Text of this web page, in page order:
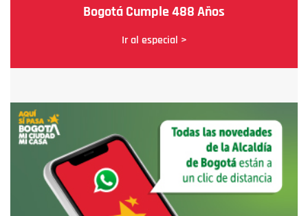
Bogotá Cumple 488 Años
Ir al especial >